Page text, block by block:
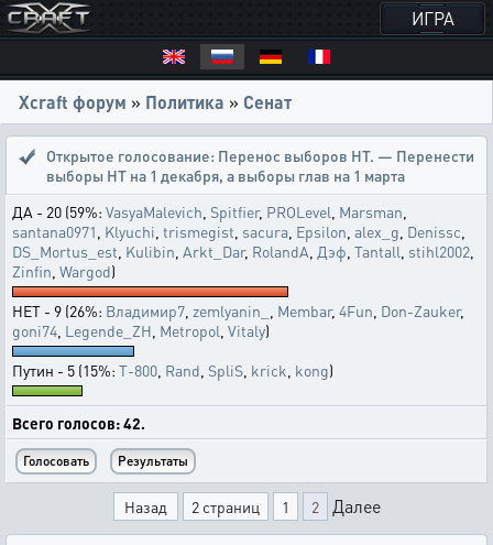
ИГРА
Xcraft форум » Политика » Сенат
Открытое голосование: Перенос выборов НТ. — Перенести
выборы НТ на 1 декабря, а выборы глав на 1 марта
ДА - 20 (59%: VasyaMalevich Spitfier, PROLevel Marsman
santana0971 Klyuchi trismegist sacura Epsilon alex_g Denissc
DS_Mortus_est Kulibin Arkt_Dar, RolandA Дэф Tantall stihl2002
Zinfin Wargod)
НЕТ - 9 (26%: Владимир7 zemlyanin_ Membar, 4Fun Don-Zauker,
goni74 Legende_ZH Metropol Vitaly)
Путин - 5 (15%: T-800 Rand SpliS krick kong)
Всего голосов: 42.
Назад 2 страниц 1 2 Далее